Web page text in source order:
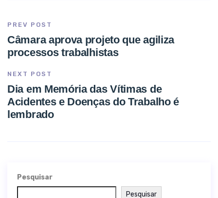
PREV POST
Câmara aprova projeto que agiliza
processos trabalhistas
NEXT POST
Dia em Memória das Vítimas de
Acidentes e Doenças do Trabalho é
lembrado
Pesquisar
Pesquisar